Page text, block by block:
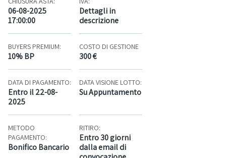
06-08-2025
17:00:00
Dettagli in
descrizione
BUYERS PREMIUM:
10% BP
COSTO DI GESTIONE
300 €
DATA DI PAGAMENTO:
Entro il 22-08-
2025
DATA VISIONE LOTTO:
Su Appuntamento
METODO
PAGAMENTO:
Bonifico Bancario
RITIRO:
Entro 30 giorni
dalla email di